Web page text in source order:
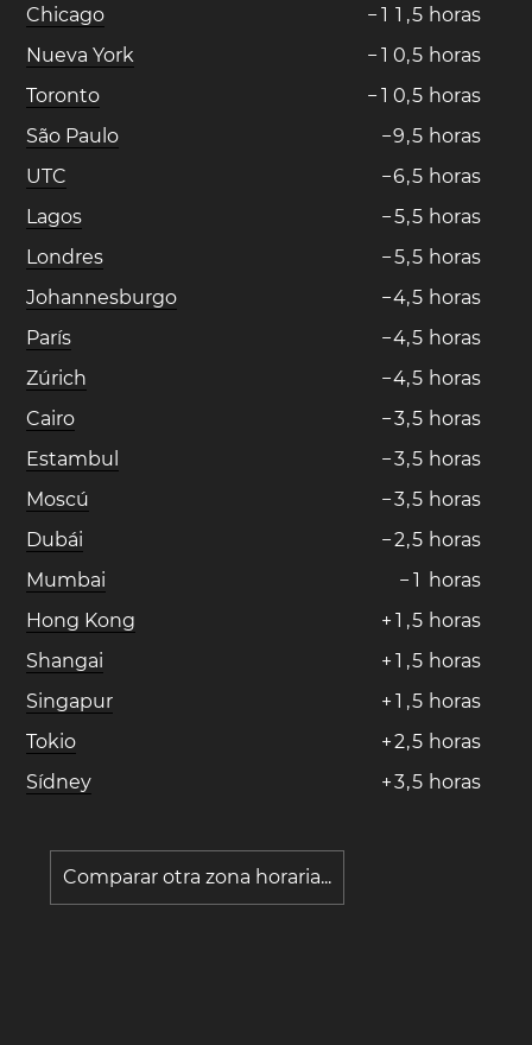
Chicago
− 1 1 ,5 horas
Nueva York
− 1 0,5 horas
Toronto
− 1 0,5 horas
São Paulo
−9,5 horas
UTC
−6,5 horas
Lagos
−5,5 horas
Londres
−5,5 horas
Johannesburgo
−4,5 horas
París
−4,5 horas
Zúrich
−4,5 horas
Cairo
−3,5 horas
Estambul
−3,5 horas
Moscú
−3,5 horas
Dubái
−2,5 horas
Mumbai
− 1 horas
Hong Kong
+ 1 ,5 horas
Shangai
+ 1 ,5 horas
Singapur
+ 1 ,5 horas
Tokio
+2,5 horas
Sídney
+3,5 horas
Comparar otra zona horaria...